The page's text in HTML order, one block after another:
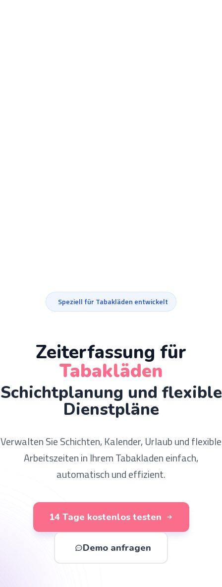
Speziell für Tabakläden entwickelt
Zeiterfassung für
Tabakläden
Schichtplanung und flexible
Dienstpläne
Verwalten Sie Schichten, Kalender, Urlaub und flexible
Arbeitszeiten in Ihrem Tabakladeneinfach,
automatisch und effizient.
14 Tage kostenlos testen
Demo anfragen